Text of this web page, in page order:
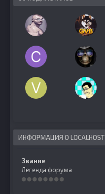
ИНФОРМАЦИЯ О LOCALHOST
Звание
Легенда форума